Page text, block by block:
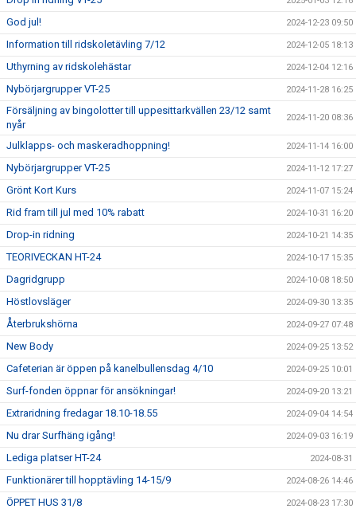
God jul! 2024-12-23 09:50
Information till ridskoletävling 7/12 2024-12-05 18:13
Uthyrning av ridskolehästar 2024-12-04 12:16
Nybörjargrupper VT-25 2024-11-28 16:25
Försäljning av bingolotter till uppesittarkvällen 23/12 samt
nyår
2024-11-20 08:36
Julklapps- och maskeradhoppning! 2024-11-14 16:00
Nybörjargrupper VT-25 2024-11-12 17:27
Grönt Kort Kurs 2024-11-07 15:24
Rid fram till jul med 10% rabatt 2024-10-31 16:20
Drop-in ridning 2024-10-21 14:35
TEORIVECKAN HT-24 2024-10-17 15:35
Dagridgrupp 2024-10-08 18:50
Höstlovsläger 2024-09-30 13:35
Återbrukshörna 2024-09-27 07:48
New Body 2024-09-25 13:52
Cafeterian är öppen på kanelbullensdag 4/10 2024-09-25 10:01
Surf-fonden öppnar för ansökningar! 2024-09-20 13:21
Extraridning fredagar 18.10-18.55 2024-09-04 14:54
Nu drar Surfhäng igång! 2024-09-03 16:19
Lediga platser HT-24 2024-08-31
Funktionärer till hopptävling 14-15/9 2024-08-26 14:46
ÖPPET HUS 31/8 2024-08-23 17:30